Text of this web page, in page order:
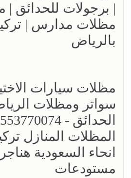
| برجولات للحدائق
مظلات مدارس |
بالرياض
مظلات سيارات
سواتر ومظلات
المظلات المنازل
انحاء السعودية
مستودعات